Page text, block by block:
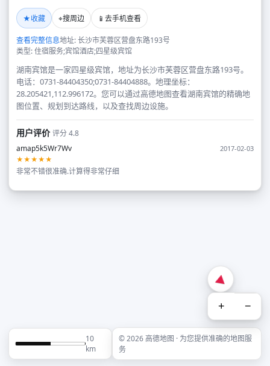
★收藏 ⌖搜周边 📱 去手机查看
查看完整信息地址: 长沙市芙蓉区营盘东路193号
类型: 住宿服务;宾馆酒店;四星级宾馆
湖南宾馆是一家四星级宾馆，地址为长沙市芙蓉区营盘东路193号。
电话：0731-84404350;0731-84404888。地理坐标：
28.205421,112.996172。您可以通过高德地图查看湖南宾馆的精确地
图位置、规划到达路线，以及查找周边设施。
用户评价评分 4.8
amap5k5Wr7Wv
2017-02-03
★★★★★
非常不错很准确.计算得非常仔细
+ −
10
km
© 2026 高德地图 · 为您提供准确的地图服
务